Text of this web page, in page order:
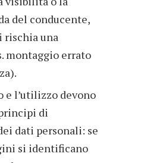
del conducente,
una
montaggio errato
e l’utilizzo devono
di
dati personali: se
si identificano